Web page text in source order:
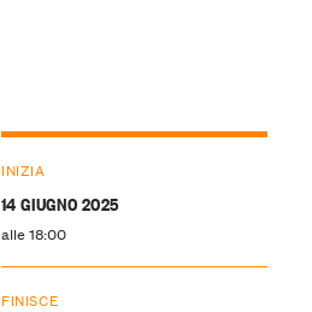
INIZIA
14 GIUGNO 2025
alle 18:00
FINISCE